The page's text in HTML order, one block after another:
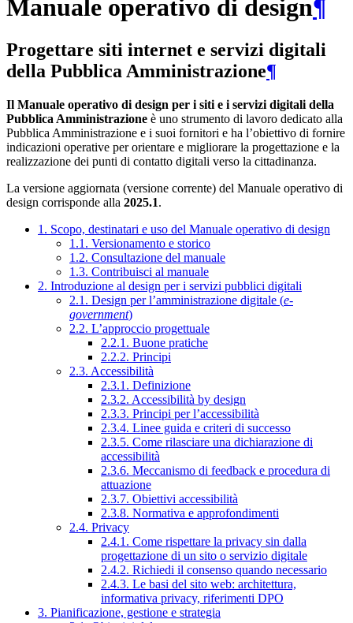
Manuale operativo di design¶
Progettare siti internet e servizi digitali
della Pubblica Amministrazione¶
Il Manuale operativo di design per i siti e i servizi digitali della
Pubblica Amministrazione è uno strumento di lavoro dedicato alla
Pubblica Amministrazione e i suoi fornitori e ha l’obiettivo di fornire
indicazioni operative per orientare e migliorare la progettazione e la
realizzazione dei punti di contatto digitali verso la cittadinanza.
La versione aggiornata (versione corrente) del Manuale operativo di
design corrisponde alla 2025.1.
1. Scopo, destinatari e uso del Manuale operativo di design
1.1. Versionamento e storico
1.2. Consultazione del manuale
1.3. Contribuisci al manuale
2. Introduzione al design per i servizi pubblici digitali
2.1. Design per l’amministrazione digitale (e-
government)
2.2. L’approccio progettuale
2.2.1. Buone pratiche
2.2.2. Principi
2.3. Accessibilità
2.3.1. Definizione
2.3.2. Accessibilità by design
2.3.3. Principi per l’accessibilità
2.3.4. Linee guida e criteri di successo
2.3.5. Come rilasciare una dichiarazione di
accessibilità
2.3.6. Meccanismo di feedback e procedura di
attuazione
2.3.7. Obiettivi accessibilità
2.3.8. Normativa e approfondimenti
2.4. Privacy
2.4.1. Come rispettare la privacy sin dalla
progettazione di un sito o servizio digitale
2.4.2. Richiedi il consenso quando necessario
2.4.3. Le basi del sito web: architettura,
informativa privacy, riferimenti DPO
3. Pianificazione, gestione e strategia